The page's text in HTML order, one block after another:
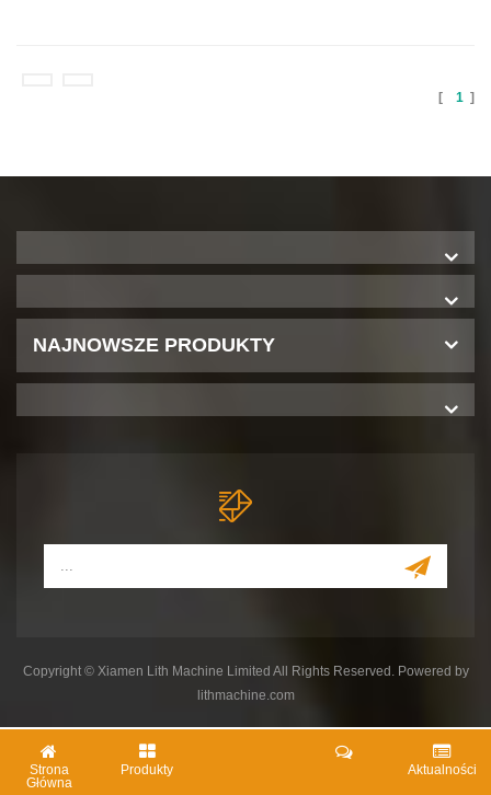
[ 1 ]
NAJNOWSZE PRODUKTY
Copyright © Xiamen Lith Machine Limited All Rights Reserved. Powered by
lithmachine.com
Strona
Główna
Produkty Aktualności